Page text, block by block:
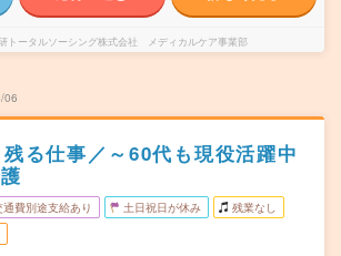
トータルソーシング株式会社 メディカルケア事業部
06
る仕事／～60代も現役活躍中
通費別途支給あり 土日祝日が休み 残業なし